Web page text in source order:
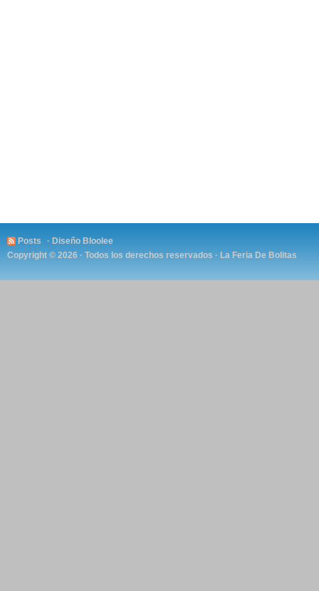
Posts · Diseño Bloolee
Copyright © 2026 · Todos los derechos reservados · La Feria De Bolitas